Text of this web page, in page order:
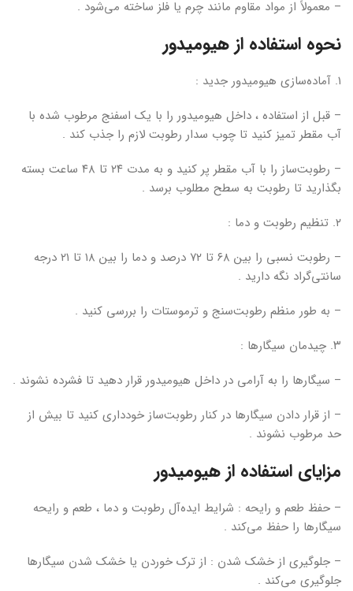
– معمولاً از مواد مقاوم مانند چرم یا فلز ساخته می‌شود .
نحوه استفاده از هیومیدور
۱. آماده‌سازی هیومیدور جدید :
– قبل از استفاده ، داخل هیومیدور را با یک اسفنج مرطوب شده با
آب مقطر تمیز کنید تا چوب سدار رطوبت لازم را جذب کند .
– رطوبت‌ساز را با آب مقطر پر کنید و به مدت ۲۴ تا ۴۸ ساعت بسته
بگذارید تا رطوبت به سطح مطلوب برسد .
۲. تنظیم رطوبت و دما :
– رطوبت نسبی را بین ۶۸ تا ۷۲ درصد و دما را بین ۱۸ تا ۲۱ درجه
سانتی‌گراد نگه دارید .
– به طور منظم رطوبت‌سنج و ترموستات را بررسی کنید .
۳. چیدمان سیگارها :
– سیگارها را به آرامی در داخل هیومیدور قرار دهید تا فشرده نشوند .
– از قرار دادن سیگارها در کنار رطوبت‌ساز خودداری کنید تا بیش از
حد مرطوب نشوند .
مزایای استفاده از هیومیدور
– حفظ طعم و رایحه : شرایط ایده‌آل رطوبت و دما ، طعم و رایحه
سیگارها را حفظ می‌کند .
– جلوگیری از خشک شدن : از ترک خوردن یا خشک شدن سیگارها
جلوگیری می‌کند .